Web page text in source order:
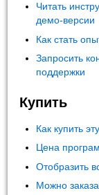
Читать
демо-версии
Как стать
Запросить
поддержки
Купить
Как купить
Цена
Отобразить
Можно